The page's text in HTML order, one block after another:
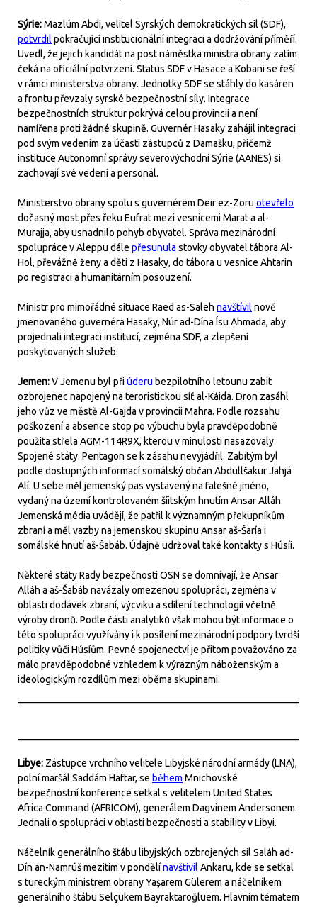
Sýrie:Mazlúm Abdi, velitel Syrských demokratických sil (SDF),
potvrdil pokračující institucionální integraci a dodržování příměří.
Uvedl, že jejich kandidát na post náměstka ministra obrany zatím
čeká na oficiální potvrzení. Status SDF v Hasace a Kobani se řeší
v rámci ministerstva obrany. Jednotky SDF se stáhly do kasáren
a frontu převzaly syrské bezpečnostní síly. Integrace
bezpečnostních struktur pokrývá celou provincii a není
namířena proti žádné skupině. Guvernér Hasaky zahájil integraci
pod svým vedením za účasti zástupců z Damašku, přičemž
instituce Autonomní správy severovýchodní Sýrie (AANES) si
zachovají své vedení a personál.
Ministerstvo obrany spolu s guvernérem Deir ez-Zoru otevřelo
dočasný most přes řeku Eufrat mezi vesnicemi Marat a al-
Murajja, aby usnadnilo pohyb obyvatel. Správa mezinárodní
spolupráce v Aleppu dále přesunula stovky obyvatel tábora Al-
Hol, převážně ženy a děti z Hasaky, do tábora u vesnice Ahtarin
po registraci a humanitárním posouzení.
Ministr pro mimořádné situace Raed as-Saleh navštívil nově
jmenovaného guvernéra Hasaky, Núr ad-Dína Ísu Ahmada, aby
projednali integraci institucí, zejména SDF, a zlepšení
poskytovaných služeb.
Jemen:V Jemenu byl přiúderu bezpilotního letounu zabit
ozbrojenec napojený na teroristickou síť al-Káida. Dron zasáhl
jeho vůz ve městě Al-Gajda v provincii Mahra. Podle rozsahu
poškození a absence stop po výbuchu byla pravděpodobně
použita střela AGM-114R9X, kterou v minulosti nasazovaly
Spojené státy. Pentagon se k zásahu nevyjádřil. Zabitým byl
podle dostupných informací somálský občan Abdullšakur Jahjá
Alí. U sebe měl jemenský pas vystavený na falešné jméno,
vydaný na území kontrolovaném šíitským hnutím Ansar Alláh.
Jemenská média uvádějí, že patřil k významným překupníkům
zbraní a měl vazby na jemenskou skupinu Ansar aš-Šaría i
somálské hnutí aš-Šabáb. Údajně udržoval také kontakty s Húsíi.
Některé státy Rady bezpečnosti OSN se domnívají, že Ansar
Alláh a aš-Šabáb navázaly omezenou spolupráci, zejména v
oblasti dodávek zbraní, výcviku a sdílení technologií včetně
výroby dronů. Podle části analytiků však mohou být informace o
této spolupráci využívány i k posílení mezinárodní podpory tvrdší
politiky vůči Húsíům. Pevné spojenectví je přitom považováno za
málo pravděpodobné vzhledem k výrazným náboženským a
ideologickým rozdílům mezi oběma skupinami.
Libye: Zástupce vrchního velitele Libyjské národní armády (LNA),
polní maršál Saddám Haftar, se během Mnichovské
bezpečnostní konference setkal s velitelem United States
Africa Command (AFRICOM), generálem Dagvinem Andersonem.
Jednali o spolupráci v oblasti bezpečnosti a stability v Libyi.
Náčelník generálního štábu libyjských ozbrojených sil Saláh ad-
Dín an-Namrúš mezitím v pondělínavštívil Ankaru, kde se setkal
s tureckým ministrem obrany Yaşarem Gülerem a náčelníkem
generálního štábu Selçukem Bayraktaroğluem. Hlavním tématem